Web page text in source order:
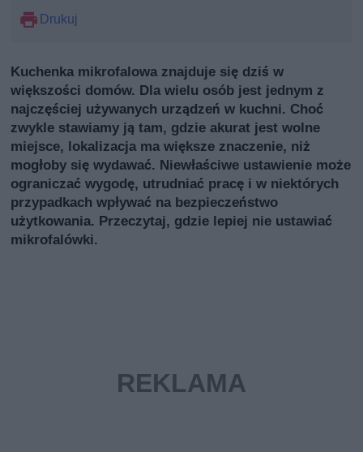
Drukuj
Kuchenka mikrofalowa znajduje się dziś w
większości domów. Dla wielu osób jest jednym z
najczęściej używanych urządzeń w kuchni. Choć
zwykle stawiamy ją tam, gdzie akurat jest wolne
miejsce, lokalizacja ma większe znaczenie, niż
mogłoby się wydawać. Niewłaściwe ustawienie może
ograniczać wygodę, utrudniać pracę i w niektórych
przypadkach wpływać na bezpieczeństwo
użytkowania. Przeczytaj, gdzie lepiej nie ustawiać
mikrofalówki.